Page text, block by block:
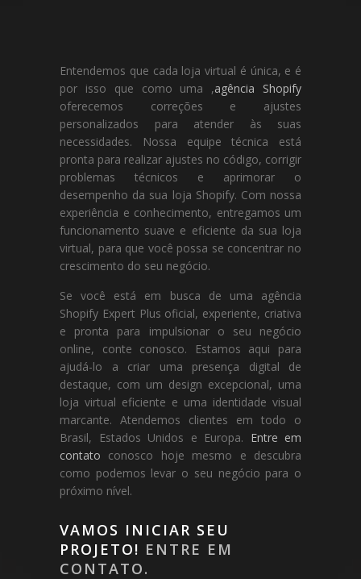
Entendemos que cada loja virtual é única, e é
por isso que como uma ,agência Shopify
oferecemos correções e ajustes
personalizados para atender às suas
necessidades. Nossa equipe técnica está
pronta para realizar ajustes no código, corrigir
problemas técnicos e aprimorar o
desempenho da sua loja Shopify. Com nossa
experiência e conhecimento, entregamos um
funcionamento suave e eficiente da sua loja
virtual, para que você possa se concentrar no
crescimento do seu negócio.
Se você está em busca de uma agência
Shopify Expert Plus oficial, experiente, criativa
e pronta para impulsionar o seu negócio
online, conte conosco. Estamos aqui para
ajudá-lo a criar uma presença digital de
destaque, com um design excepcional, uma
loja virtual eficiente e uma identidade visual
marcante. Atendemos clientes em todo o
Brasil, Estados Unidos e Europa. Entre em
contato conosco hoje mesmo e descubra
como podemos levar o seu negócio para o
próximo nível.
VAMOS INICIAR SEU
PROJETO! ENTRE EM
CONTATO.